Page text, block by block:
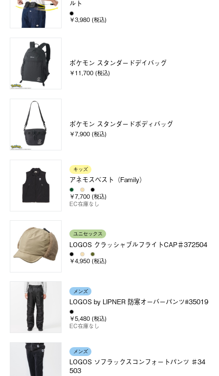
ルト
￥3,980 (税込)
ポケモン スタンダードデイバッグ
￥11,700 (税込)
ポケモン スタンダードボディバッグ
￥7,900 (税込)
キッズ
アネモスベスト（Family）
￥7,700 (税込)
EC在庫なし
ユニセックス
LOGOS クラッシャブルフライトCAP＃372504
￥4,950 (税込)
メンズ
LOGOS by LIPNER 防寒オーバーパンツ#35019
￥5,480 (税込)
EC在庫なし
メンズ
LOGOS ソフラックスコンフォートパンツ ♯34
503